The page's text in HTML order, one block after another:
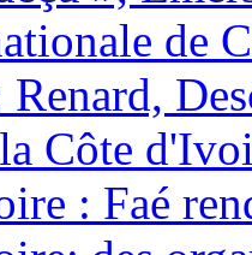
de
Côte
: Faé